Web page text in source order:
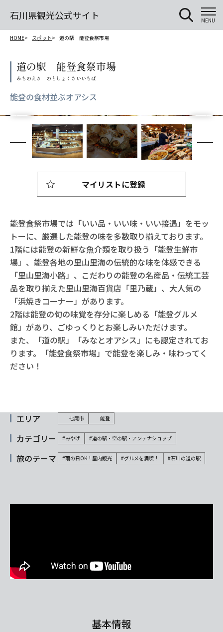
石川県観光公式サイト MENU
HOME スポット 道の駅 能登食祭市場
道の駅 能登食祭市場
能登の食材並ぶオアシス
能登食祭市場では「いい品・いい味・いい接遇」をモッ
トーに、厳選した能登の味を多数取り揃えております。
1階には能登の新鮮な魚介類を取り扱う「能登生鮮市
場」、能登各地の里山里海の伝統的な味を体感できる
「里山里海小路」、こだわりの能登の名産品・伝統工芸
品を取り揃えた里山里海百貨店「里乃蔵」、大人気の
「浜焼きコーナー」があります。
2階は能登の旬の味覚を存分に楽しめる「能登グルメ
館」があり、ごゆっくりとお楽しみいただけます。
また、「道の駅」「みなとオアシス」にも認定されてお
ります。「能登食祭市場」で能登を楽しみ・味わってく
ださい！
マイリストに登録
エリア 七尾市 能登
カテゴリー #みやげ #道の駅・空の駅・アンテナショップ
旅のテーマ #雨の日OK！屋内観光 #グルメを満喫！ #石川の道の駅
基本情報